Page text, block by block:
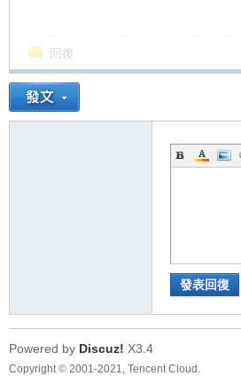
回復
發表回復
Powered by Discuz! X3.4
Copyright © 2001-2021, Tencent Cloud.